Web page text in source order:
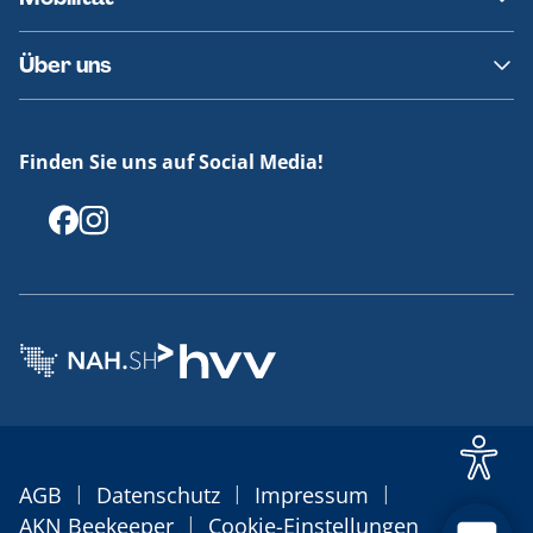
Fundsachen
Häufige Fragen
Barrierefreies Reisen
Erklärung Barrierefreiheit
Über uns
Offenlegungen
Finden Sie uns auf Social Media!
AGB | Datenschutz | Impressum |
AKN Beekeeper | Cookie-Einstellungen